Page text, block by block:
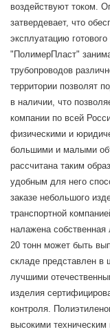
воздействуют током.
затвердевает, что
эксплуатацию
"ПолимерПласт"
трубопроводов
территории позволят
в наличии, что
компании по всей
физическими и
большими и малыми
рассчитана таким
удобным для него
заказе небольшого
транспортной
налажена собственная
20 тонн может быть
складе представлен в
лучшими
изделия
контроля.
высокими